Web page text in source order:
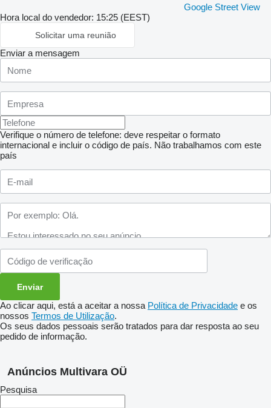
Google Street View
Hora local do vendedor: 15:25 (EEST)
Solicitar uma reunião
Enviar a mensagem
Verifique o número de telefone: deve respeitar o formato
internacional e incluir o código de país. Não trabalhamos com este
país
Ao clicar aqui, está a aceitar a nossa Política de Privacidade e os
nossos Termos de Utilização.
Os seus dados pessoais serão tratados para dar resposta ao seu
pedido de informação.
Anúncios Multivara OÜ
Pesquisa